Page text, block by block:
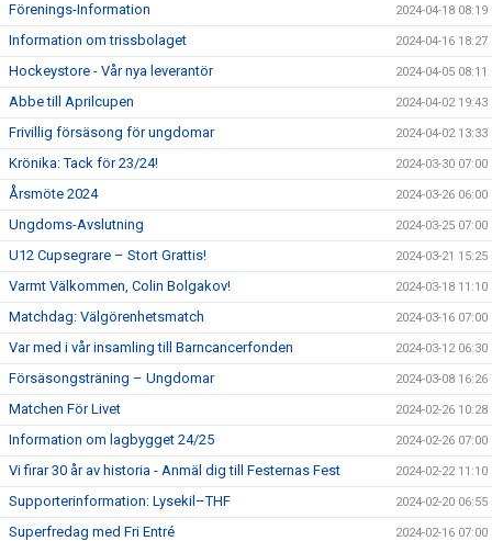
Förenings-Information 2024-04-18 08:19
Information om trissbolaget 2024-04-16 18:27
Hockeystore - Vår nya leverantör 2024-04-05 08:11
Abbe till Aprilcupen 2024-04-02 19:43
Frivillig försäsong för ungdomar 2024-04-02 13:33
Krönika: Tack för 23/24! 2024-03-30 07:00
Årsmöte 2024 2024-03-26 06:00
Ungdoms-Avslutning 2024-03-25 07:00
U12 Cupsegrare – Stort Grattis! 2024-03-21 15:25
Varmt Välkommen, Colin Bolgakov! 2024-03-18 11:10
Matchdag: Välgörenhetsmatch 2024-03-16 07:00
Var med i vår insamling till Barncancerfonden 2024-03-12 06:30
Försäsongsträning – Ungdomar 2024-03-08 16:26
Matchen För Livet 2024-02-26 10:28
Information om lagbygget 24/25 2024-02-26 07:00
Vi firar 30 år av historia - Anmäl dig till Festernas Fest 2024-02-22 11:10
Supporterinformation: Lysekil–THF 2024-02-20 06:55
Superfredag med Fri Entré 2024-02-16 07:00